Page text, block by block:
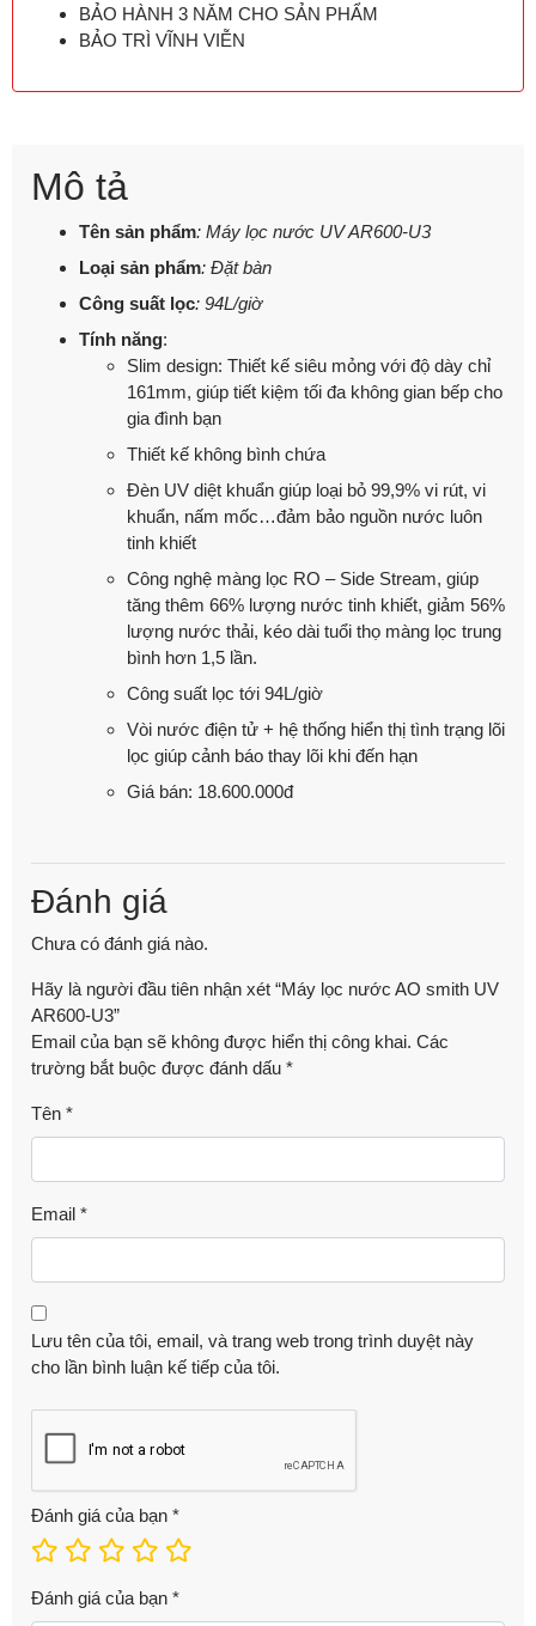
BẢO HÀNH 3 NĂM CHO SẢN PHẨM
BẢO TRÌ VĨNH VIỄN
Mô tả
Tên sản phẩm: Máy lọc nước UV AR600-U3
Loại sản phẩm: Đặt bàn
Công suất lọc: 94L/giờ
Tính năng:
Slim design: Thiết kế siêu mỏng với độ dày chỉ
161mm, giúp tiết kiệm tối đa không gian bếp cho
gia đình bạn
Thiết kế không bình chứa
Đèn UV diệt khuẩn giúp loại bỏ 99,9% vi rút, vi
khuẩn, nấm mốc…đảm bảo nguồn nước luôn
tinh khiết
Công nghệ màng lọc RO – Side Stream, giúp
tăng thêm 66% lượng nước tinh khiết, giảm 56%
lượng nước thải, kéo dài tuổi thọ màng lọc trung
bình hơn 1,5 lần.
Công suất lọc tới 94L/giờ
Vòi nước điện tử + hệ thống hiển thị tình trạng lõi
lọc giúp cảnh báo thay lõi khi đến hạn
Giá bán: 18.600.000đ
Đánh giá
Chưa có đánh giá nào.
Hãy là người đầu tiên nhận xét “Máy lọc nước AO smith UV
AR600-U3”
Email của bạn sẽ không được hiển thị công khai. Các
trường bắt buộc được đánh dấu *
Tên *
Email *
Lưu tên của tôi, email, và trang web trong trình duyệt này
cho lần bình luận kế tiếp của tôi.
Đánh giá của bạn *
Đánh giá của bạn *